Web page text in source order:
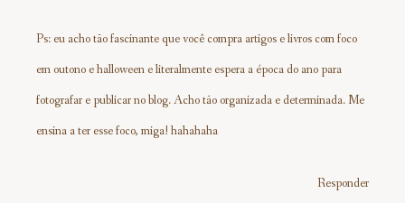
Ps: eu acho tão fascinante que você compra artigos e livros com foco
em outono e halloween e literalmente espera a época do ano para
fotografar e publicar no blog. Acho tão organizada e determinada. Me
ensina a ter esse foco, miga! hahahaha
Responder